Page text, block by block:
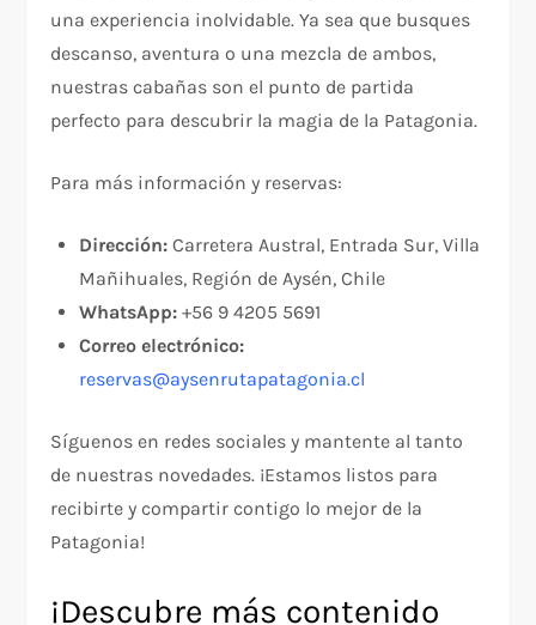
una experiencia inolvidable. Ya sea que busques
descanso, aventura o una mezcla de ambos,
nuestras cabañas son el punto de partida
perfecto para descubrir la magia de la Patagonia.
Para más información y reservas:
Dirección: Carretera Austral, Entrada Sur, Villa
Mañihuales, Región de Aysén, Chile
WhatsApp: +56 9 4205 5691
Correo electrónico:
reservas@aysenrutapatagonia.cl
Síguenos en redes sociales y mantente al tanto
de nuestras novedades. ¡Estamos listos para
recibirte y compartir contigo lo mejor de la
Patagonia!
¡Descubre más contenido